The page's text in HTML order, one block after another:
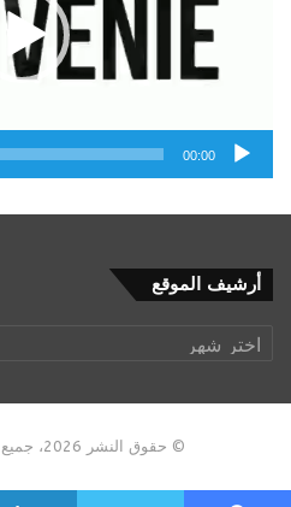
00:00
أرشيف الموقع
أرشيف
الموقع
© حقوق النشر 2026، جميع الحقوق محفوظة |